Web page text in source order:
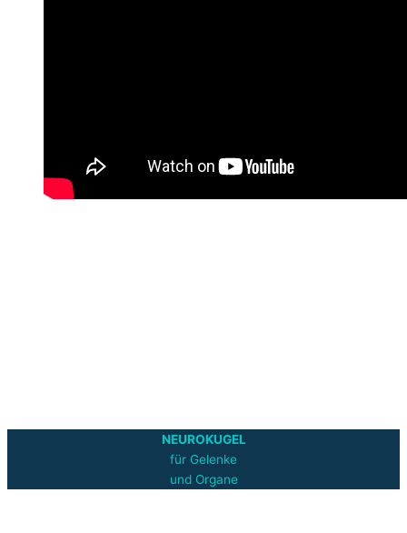
NEUROKUGEL
für Gelenke
und Organe